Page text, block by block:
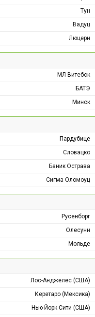
Тун
Вадуц
Люцерн
МЛ Витебск
БАТЭ
Минск
Пардубице
Словацко
Баник Острава
Сигма Оломоуц
Русенборг
Олесунн
Мольде
Лос-Анджелес (США)
Керетаро (Мексика)
Нью-Йорк Сити (США)